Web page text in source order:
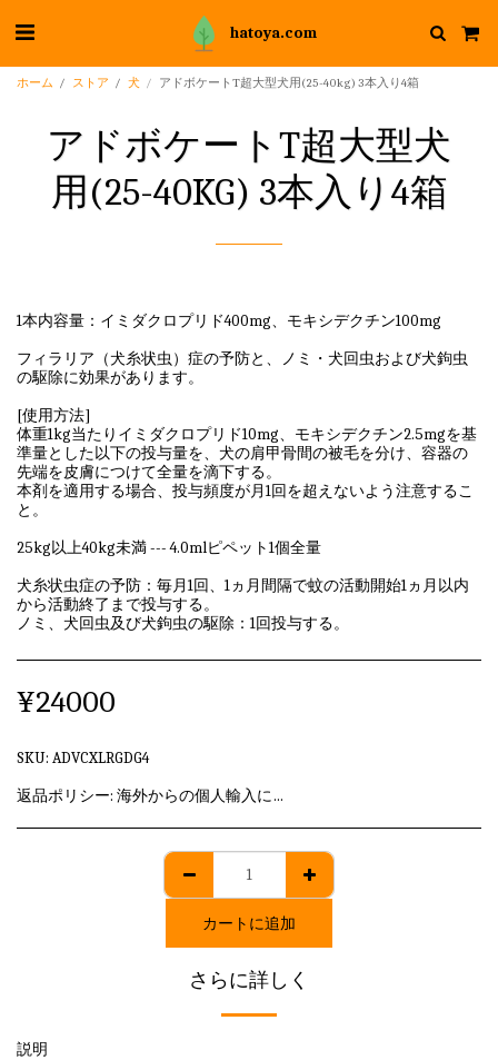
hatoya.com
ホーム ストア 犬 アドボケートT超大型犬用(25-40kg) 3本入り4箱
アドボケートT超大型犬
用(25-40KG) 3本入り4箱
1本内容量：イミダクロプリド400mg、モキシデクチン100mg
フィラリア（犬糸状虫）症の予防と、ノミ・犬回虫および犬鉤虫
の駆除に効果があります。
[使用方法]
体重1kg当たりイミダクロプリド10mg、モキシデクチン2.5mgを基
準量とした以下の投与量を、犬の肩甲骨間の被毛を分け、容器の
先端を皮膚につけて全量を滴下する。
本剤を適用する場合、投与頻度が月1回を超えないよう注意するこ
と。
25kg以上40kg未満 --- 4.0mlピペット1個全量
犬糸状虫症の予防：毎月1回、1ヵ月間隔で蚊の活動開始1ヵ月以内
から活動終了まで投与する。
ノミ、犬回虫及び犬鉤虫の駆除：1回投与する。
¥24000
SKU: ADVCXLRGDG4
返品ポリシー: 海外からの個人輸入に該当しますため、発送後のキャンセル・返品はいずれも承れません。
カートに追加
さらに詳しく
説明